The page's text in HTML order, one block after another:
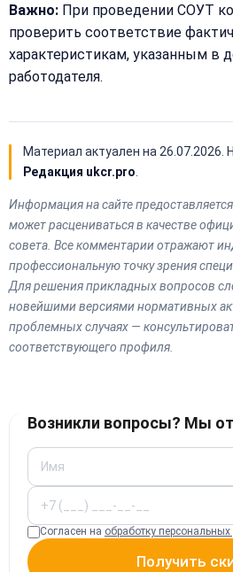
Важно: При проведении СОУТ
проверить соответствие
характеристикам, указанным в
работодателя.
Материал актуален на 26.07.2026
Редакция ukcr.pro
Информация на сайте
может расцениваться в качестве
совета. Все комментарии отражают
профессиональную точку зрения
Для решения прикладных вопросов
новейшими версиями нормативных
проблемных случаях —
соответствующего профиля.
Возникли вопросы? Мы
Согласен на обработку
Получить